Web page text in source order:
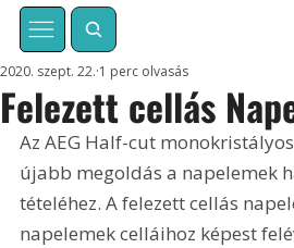
Felezett cellás
2020. szept. 22. 1 perc olvasás
Az AEG Half-cut
újabb megoldás a napelemek
tételéhez. A felezett cellás
napelemek celláihoz képest